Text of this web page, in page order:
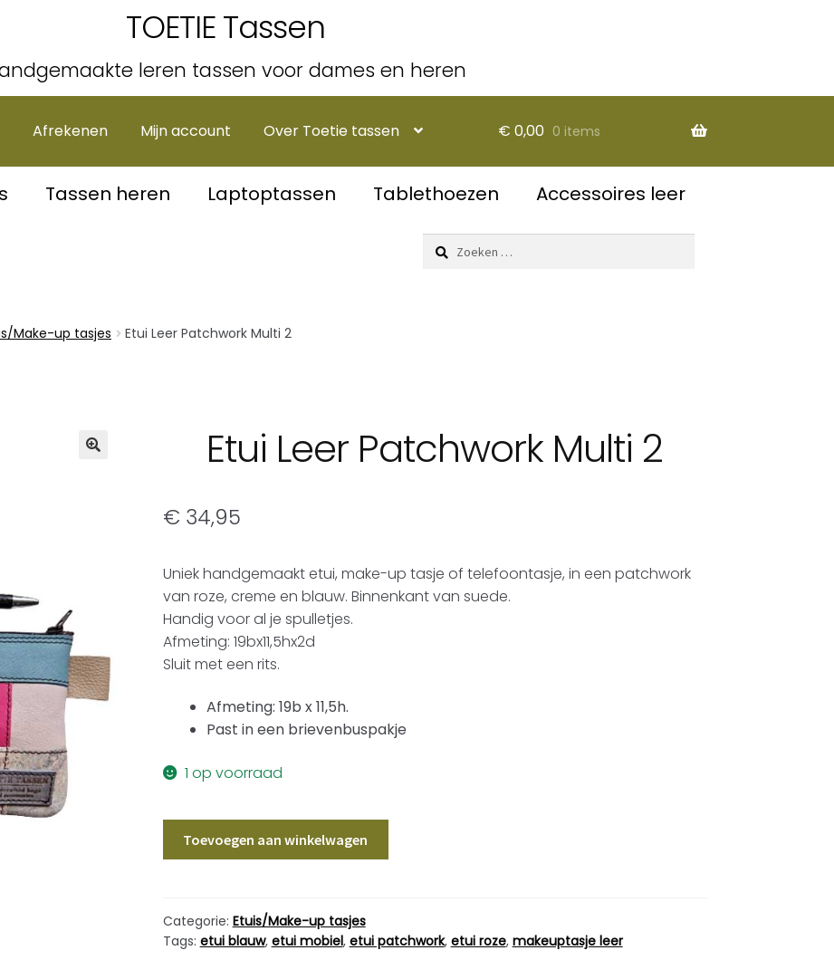
TOETIE Tassen
leren tassen voor dames en heren
Afrekenen Mijn account Over Toetie tassen € 0,00 0 items
Tassen heren Laptoptassen Tablethoezen Accessoires leer
Zoeken
naar:
Make-up tasjes Etui Leer Patchwork Multi 2
Etui Leer Patchwork Multi 2
€ 34,95
Uniek handgemaakt etui, make-up tasje of telefoontasje, in een patchwork
van roze, creme en blauw. Binnenkant van suede.
Handig voor al je spulletjes.
Afmeting: 19bx11,5hx2d
Sluit met een rits.
Afmeting: 19b x 11,5h.
Past in een brievenbuspakje
1 op voorraad
2
aantal
Toevoegen aan winkelwagen
Categorie: Etuis/Make-up tasjes
Tags: etui blauw, etui mobiel, etui patchwork, etui roze, makeuptasje leer